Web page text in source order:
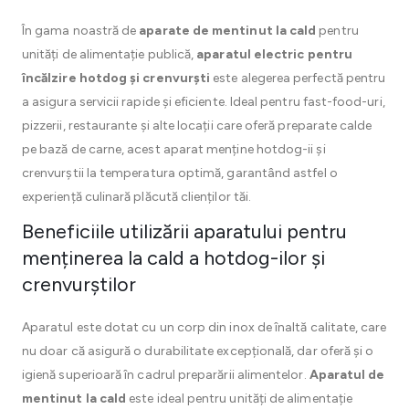
În gama noastră de aparate de mentinut la cald pentru
unități de alimentație publică, aparatul electric pentru
încălzire hotdog și crenvurști este alegerea perfectă pentru
a asigura servicii rapide și eficiente. Ideal pentru fast-food-uri,
pizzerii, restaurante și alte locații care oferă preparate calde
pe bază de carne, acest aparat menține hotdog-ii și
crenvurștii la temperatura optimă, garantând astfel o
experiență culinară plăcută clienților tăi.
Beneficiile utilizării aparatului pentru
menținerea la cald a hotdog-ilor și
crenvurștilor
Aparatul este dotat cu un corp din inox de înaltă calitate, care
nu doar că asigură o durabilitate excepțională, dar oferă și o
igienă superioară în cadrul preparării alimentelor. Aparatul de
mentinut la cald este ideal pentru unități de alimentație